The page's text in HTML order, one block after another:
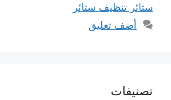
ستائر تنظيف ستائر
أضف تعليق
تصنيفات